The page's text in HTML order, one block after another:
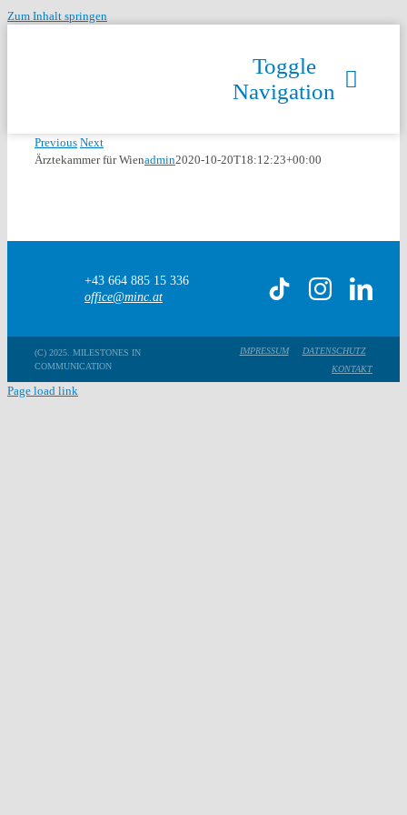
Zum Inhalt springen
Toggle
Navigation
Previous Next
Ärztekammer für Wienadmin2020-10-20T18:12:23+00:00
+43 664 885 15 336
office@minc.at
(C) 2025. MILESTONES IN
COMMUNICATION
IMPRESSUM
DATENSCHUTZ
KONTAKT
Page load link